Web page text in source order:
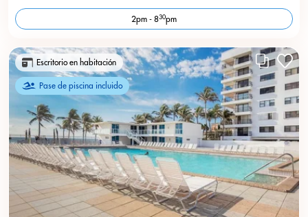
2pm - 830pm
Escritorio en habitación
Pase de piscina incluido